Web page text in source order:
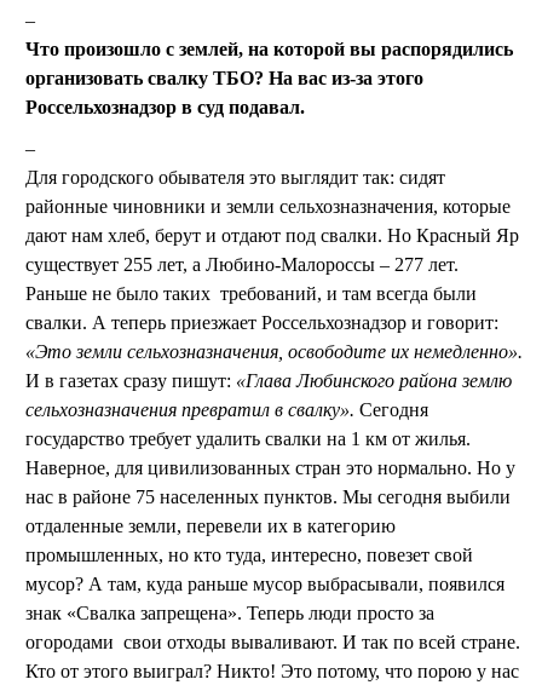
Что произошло с землей, на которой вы распорядились
организовать свалку ТБО? На вас из-за этого
Россельхознадзор в суд подавал.
Для городского обывателя это выглядит так: сидят
районные чиновники и земли сельхозназначения, которые
дают нам хлеб, берут и отдают под свалки. Но Красный Яр
существует 255 лет, а Любино-Малороссы – 277 лет.
Раньше не было таких требований, и там всегда были
свалки. А теперь приезжает Россельхознадзор и говорит:
«Это земли сельхозназначения, освободите их немедленно».
И в газетах сразу пишут: «Глава Любинского района землю
сельхозназначения превратил в свалку». Сегодня
государство требует удалить свалки на 1 км от жилья.
Наверное, для цивилизованных стран это нормально. Но у
нас в районе 75 населенных пунктов. Мы сегодня выбили
отдаленные земли, перевели их в категорию
промышленных, но кто туда, интересно, повезет свой
мусор? А там, куда раньше мусор выбрасывали, появился
знак «Свалка запрещена». Теперь люди просто за
огородами свои отходы вываливают. И так по всей стране.
Кто от этого выиграл? Никто! Это потому, что порою у нас